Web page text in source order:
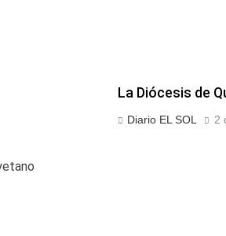
La Diócesis de
Diario EL SOL 2